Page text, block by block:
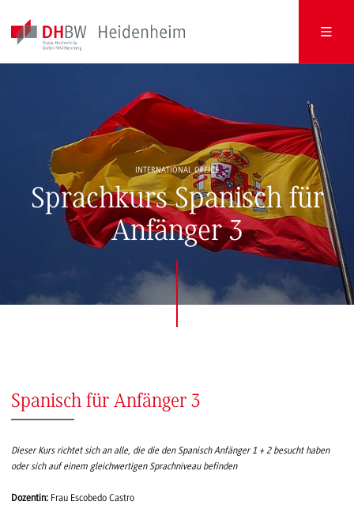
INTERNATIONAL OFFICE
Sprachkurs Spanisch für
Anfänger 3
Spanisch für Anfänger 3
Dieser Kurs richtet sich an alle, die die den Spanisch Anfänger 1 + 2 besucht haben
oder sich auf einem gleichwertigen Sprachniveau befinden
Dozentin: Frau Escobedo Castro